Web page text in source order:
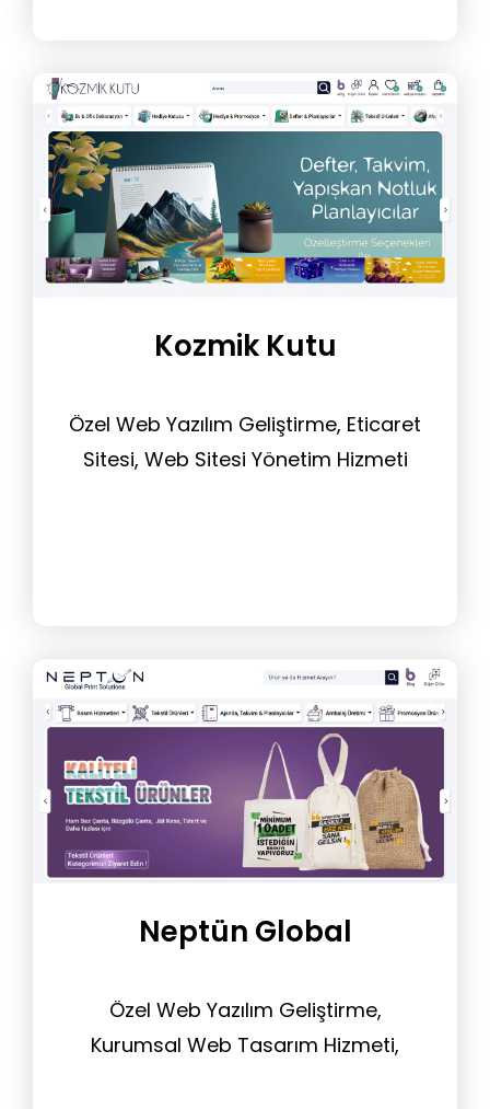
Kozmik Kutu
Özel Web Yazılım Geliştirme, Eticaret
Sitesi, Web Sitesi Yönetim Hizmeti
Neptün Global
Özel Web Yazılım Geliştirme,
Kurumsal Web Tasarım Hizmeti,